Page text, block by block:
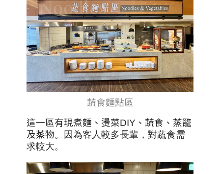
蔬食麵點區
這一區有現煮麵、燙菜DIY、蔬食、蒸籠
及蒸物。因為客人較多長輩，對蔬食需
求較大。